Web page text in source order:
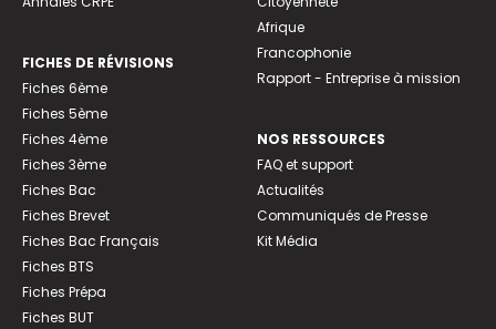
FICHES DE RÉVISIONS
Fiches 6ème
Fiches 5ème
Fiches 4ème
Fiches 3ème
Fiches Bac
Fiches Brevet
Fiches Bac Français
Fiches BTS
Fiches Prépa
Fiches BUT
Afrique
Francophonie
Rapport - Entreprise à mission
NOS RESSOURCES
FAQ et support
Actualités
Communiqués de Presse
Kit Média